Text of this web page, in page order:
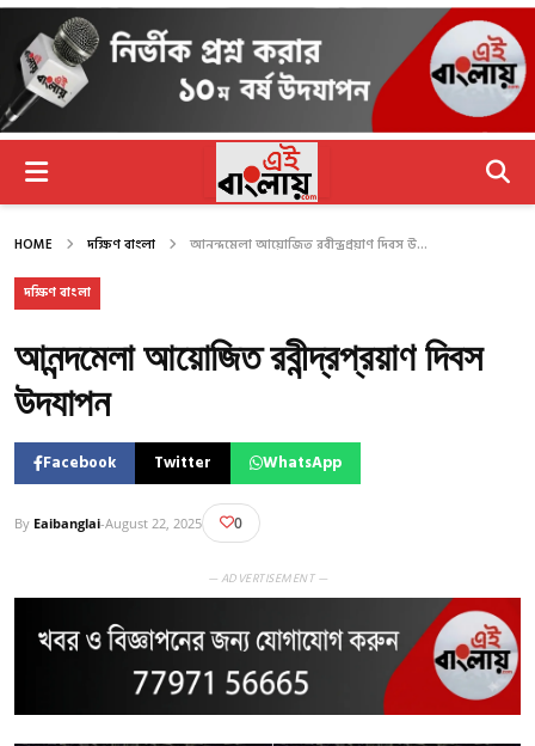
HOME দক্ষিণ বাংলা আনন্দমেলা আয়োজিত রবীন্দ্রপ্রয়াণ দিবস উ...
দক্ষিণ বাংলা
আনন্দমেলা আয়োজিত রবীন্দ্রপ্রয়াণ দিবস
উদযাপন
Facebook Twitter WhatsApp
By Eaibanglai-August 22, 2025 0
— ADVERTISEMENT —